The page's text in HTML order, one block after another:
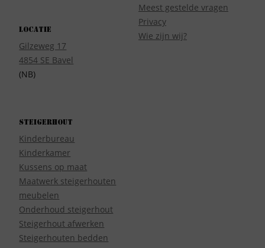
Locatie
Gilzeweg 17
4854 SE Bavel
(NB)
Meest gestelde vragen
Privacy
Wie zijn wij?
Steigerhout
Kinderbureau
Kinderkamer
Kussens op maat
Maatwerk steigerhouten
meubelen
Onderhoud steigerhout
Steigerhout afwerken
Steigerhouten bedden